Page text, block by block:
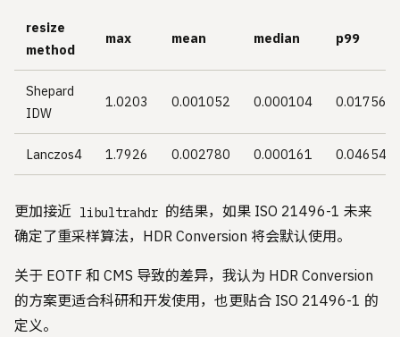
resize
method
max mean median p99
Shepard
IDW
1.0203 0.001052 0.000104 0.01756
Lanczos4 1.7926 0.002780 0.000161 0.04654
更加接近 libultrahdr 的结果，如果 ISO 21496-1 未来
确定了重采样算法，HDR Conversion 将会默认使用。
关于 EOTF 和 CMS 导致的差异，我认为 HDR Conversion
的方案更适合科研和开发使用，也更贴合 ISO 21496-1 的
定义。